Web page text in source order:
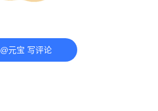
@元宝 写评论